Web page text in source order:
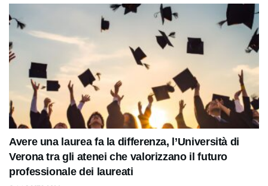
Avere una laurea fa la differenza, l’Università di
Verona tra gli atenei che valorizzano il futuro
professionale dei laureati